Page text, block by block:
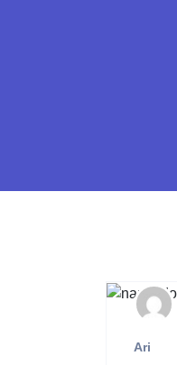
Ari